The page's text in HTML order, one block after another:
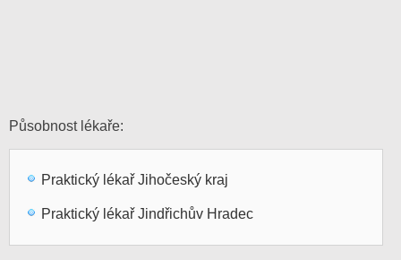
Působnost lékaře:
Praktický lékař Jihočeský kraj
Praktický lékař Jindřichův Hradec